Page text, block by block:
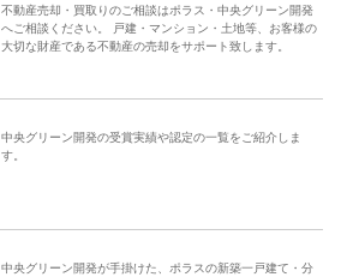
不動産売却・買取りのご相談はポラス・中央グリーン開発
へご相談ください。 戸建・マンション・土地等、お客様の
大切な財産である不動産の売却をサポート致します。
中央グリーン開発の受賞実績や認定の一覧をご紹介しま
す。
中央グリーン開発が手掛けた、ポラスの新築一戸建て・分